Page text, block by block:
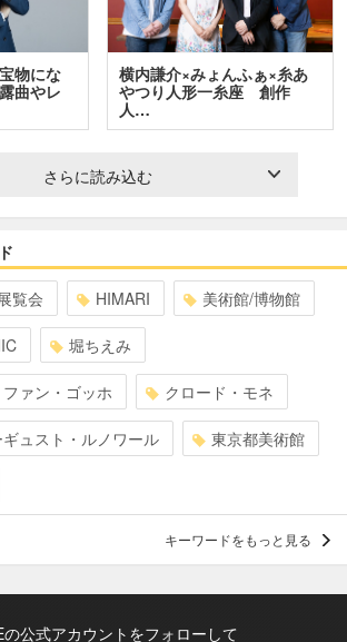
物にな
曲やレ
横内謙介×みょんふぁ×糸あ
やつり人形一糸座 創作
人…
さらに読み込む
覧会 HIMARI 美術館/博物館
堀ちえみ
ァン・ゴッホ クロード・モネ
ュスト・ルノワール 東京都美術館
キーワードをもっと見る
の公式アカウントをフォローして